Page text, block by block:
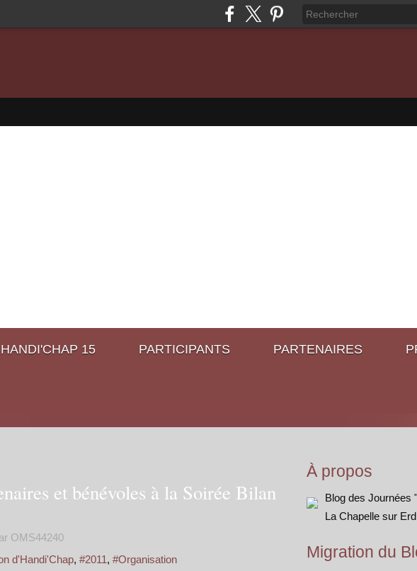
HANDI'CHAP 15 PARTICIPANTS PARTENAIRES
et bénévoles à la Soirée Bilan
OMS44240
d'Handi'Chap, #2011, #Organisation
À propos
Blog des Journées
La Chapelle sur
Migration du